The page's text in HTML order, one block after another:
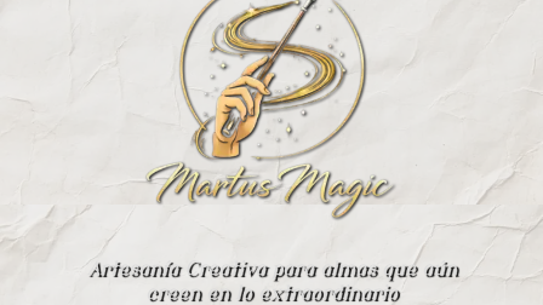
Artesanía Creativa para almas que aún
creen en lo extraordinario